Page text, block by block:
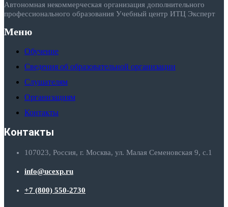
Автономная некоммерческая организация дополнительного
профессионального образования Учебный центр ИТЦ Эксперт
Меню
Обучение
Сведения об образовательной организации
Слушателям
Организациям
Контакты
Контакты
107023, Россия, г. Москва, ул. Малая Семеновская 9, с.1
info@ucexp.ru
+7 (800) 550-2730